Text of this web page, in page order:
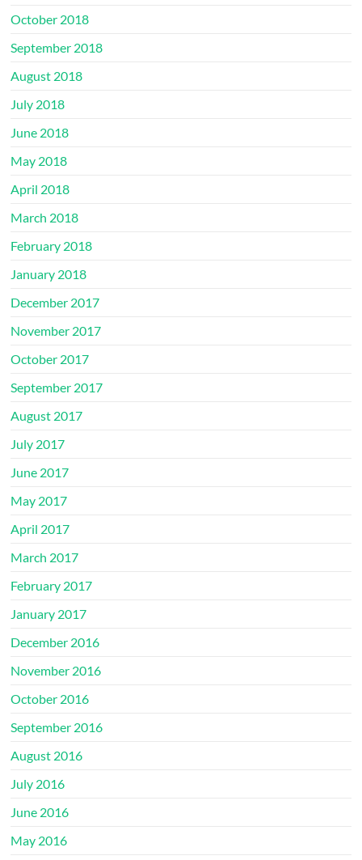
October 2018
September 2018
August 2018
July 2018
June 2018
May 2018
April 2018
March 2018
February 2018
January 2018
December 2017
November 2017
October 2017
September 2017
August 2017
July 2017
June 2017
May 2017
April 2017
March 2017
February 2017
January 2017
December 2016
November 2016
October 2016
September 2016
August 2016
July 2016
June 2016
May 2016